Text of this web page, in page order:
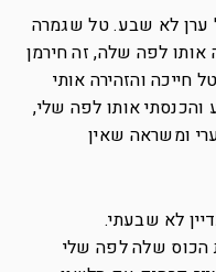
ערן לא שבע. טל שגמרה
לפה שלה, זה חירמן
חייכה והזהירה אותי
אותו לפה שלי,
ומשראה שאין
לא שבעתי.
את הכוס שלה לפה שלי